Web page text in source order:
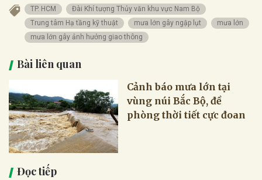
TP. HCM
Đài Khí tượng Thủy văn khu vực Nam Bộ
Trung tâm Hạ tầng kỹ thuật
mưa lớn gây ngập lụt
mưa lớn
mưa lớn gây ảnh hưởng giao thông
Bài liên quan
Cảnh báo mưa lớn tại
vùng núi Bắc Bộ, đề
phòng thời tiết cực đoan
Đọc tiếp